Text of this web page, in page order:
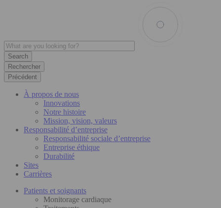
Rechercher
Précédent
À propos de nous
Innovations
Notre histoire
Mission, vision, valeurs
Responsabilité d’entreprise
Responsabilité sociale d’entreprise
Entreprise éthique
Durabilité
Sites
Carrières
Patients et soignants
Monitorage cardiaque